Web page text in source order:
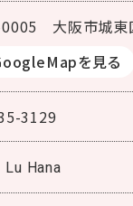
0005 大阪市城
を見る
3129
Lu Hana